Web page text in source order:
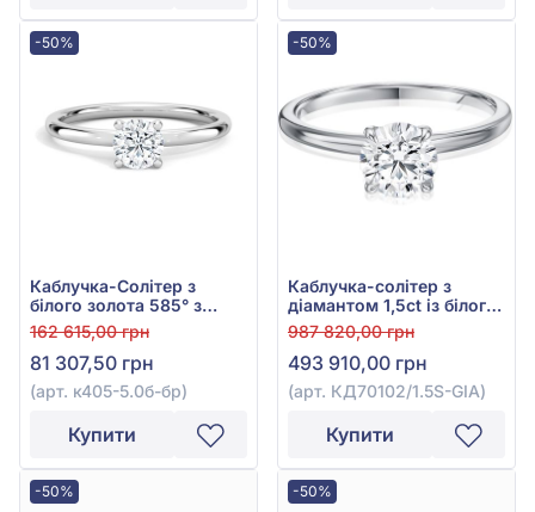
-50%
Каблучка-Солітер з
білого золота 585° з
діамантом 0,5ct, арт.
к405-5.0б-бр
162 615,00 грн
81 307,50 грн
(арт. к405-5.0б-бр)
Купити
-50%
Каблучка-солітер з
діамантом 1,5ct із білого
золота 585°, арт.
КД70102/1.5S-GIA
987 820,00 грн
493 910,00 грн
(арт. КД70102/1.5S-GIA)
Купити
-50% -50%